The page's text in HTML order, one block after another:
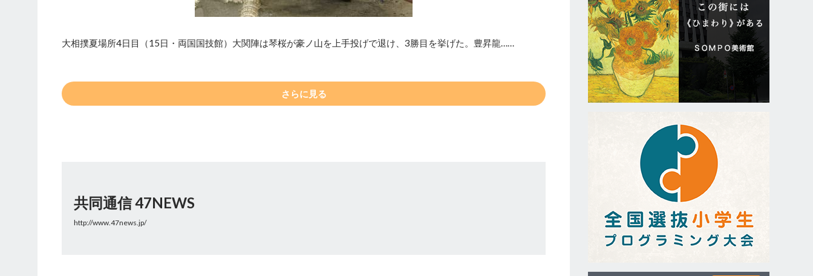
大相撲夏場所4日目（15日・両国国技館）大関陣は琴桜が豪ノ山を上手投げで退け、3勝目を挙げた。豊昇龍……
さらに見る
共同通信 47NEWS
http://www.47news.jp/